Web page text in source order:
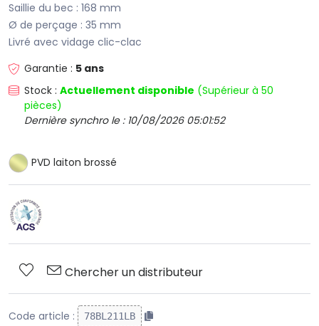
Saillie du bec : 168 mm
Ø de perçage : 35 mm
Livré avec vidage clic-clac
Garantie : 5 ans
Stock : Actuellement disponible (Supérieur à 50
pièces)
Dernière synchro le : 10/08/2026 05:01:52
PVD laiton brossé
Chercher un distributeur
Code article : 78BL211LB